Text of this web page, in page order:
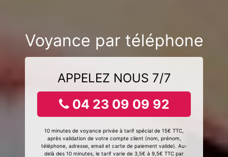
Voyance par téléphone
APPELEZ NOUS 7/7
04 23 09 09 92
10 minutes de voyance privée à tarif spécial de 15€ TTC,
après validation de votre compte client (nom, prénom,
téléphone, adresse, email et carte de paiement valide). Au-
delà des 10 minutes, le tarif varie de 3,5€ à 9,5€ TTC par